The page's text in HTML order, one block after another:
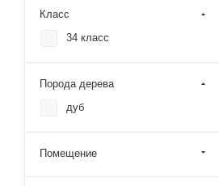
Класс
34 класс
Порода дерева
дуб
Помещение